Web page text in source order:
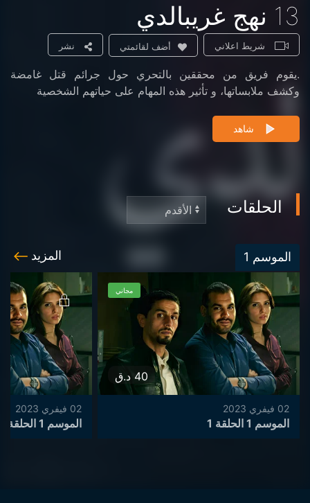
13 نهج غريبالدي
شريط اعلاني أضف لقائمتي نشر
.يقوم فريق من محققين بالتحري حول جرائم قتل غامضة
وكشف ملابساتها، و تأثير هذه المهام على حياتهم الشخصية
شاهد
الحلقات
الموسم 1 المزيد
مجاني
40 د.ق
02 فيفري 2023
الموسم 1 الحلقة 1
02 فيفري 2023
الموسم 1 الحلقة 2